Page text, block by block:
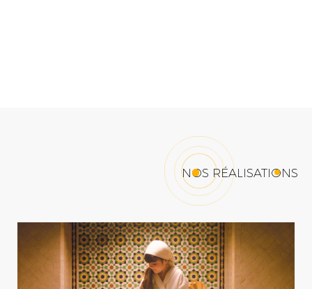
NOS RÉALISATIONS